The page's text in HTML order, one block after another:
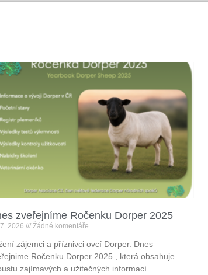
zveřejníme Ročenku Dorper 2025
2026 Žádné komentáře
zájemci a příznivci ovcí Dorper. Dnes
Ročenku Dorper 2025 , která obsahuje
zajímavých a užitečných informací.